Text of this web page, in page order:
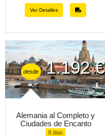
Ver Detalles
Alemania al Completo y
Ciudades de Encanto
8 dias
desde 1.192 €